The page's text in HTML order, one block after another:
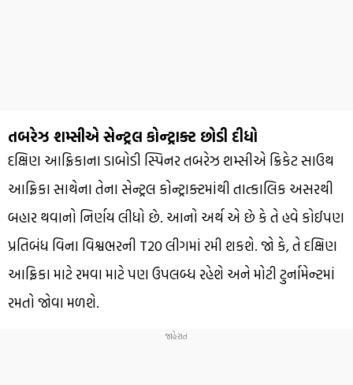
તબરેઝ શમ્સીએ સેન્ટ્રલ કોન્ટ્રાક્ટ છોડી દીધો
દક્ષિણ આફ્રિકાના ડાબોડી સ્પિનર ​​તબરેઝ શમ્સીએ ક્રિકેટ સાઉથ
આફ્રિકા સાથેના તેના સેન્ટ્રલ કોન્ટ્રાક્ટમાંથી તાત્કાલિક અસરથી
બહાર થવાનો નિર્ણય લીધો છે. આનો અર્થ એ છે કે તે હવે કોઈપણ
પ્રતિબંધ વિના વિશ્વભરની T20 લીગમાં રમી શકશે. જો કે, તે દક્ષિણ
આફ્રિકા માટે રમવા માટે પણ ઉપલબ્ધ રહેશે અને મોટી ટુર્નામેન્ટમાં
રમતો જોવા મળશે.